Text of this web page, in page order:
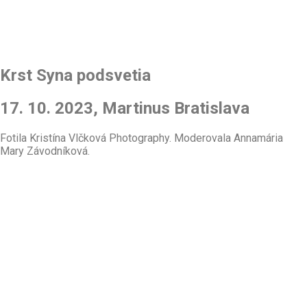
Krst Syna podsvetia
17. 10. 2023, Martinus Bratislava
Fotila Kristína Vlčková Photography. Moderovala Annamária
Mary Závodníková.